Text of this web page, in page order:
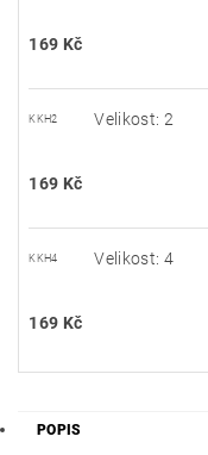
169 Kč
KKH2 Velikost: 2
169 Kč
KKH4 Velikost: 4
169 Kč
POPIS